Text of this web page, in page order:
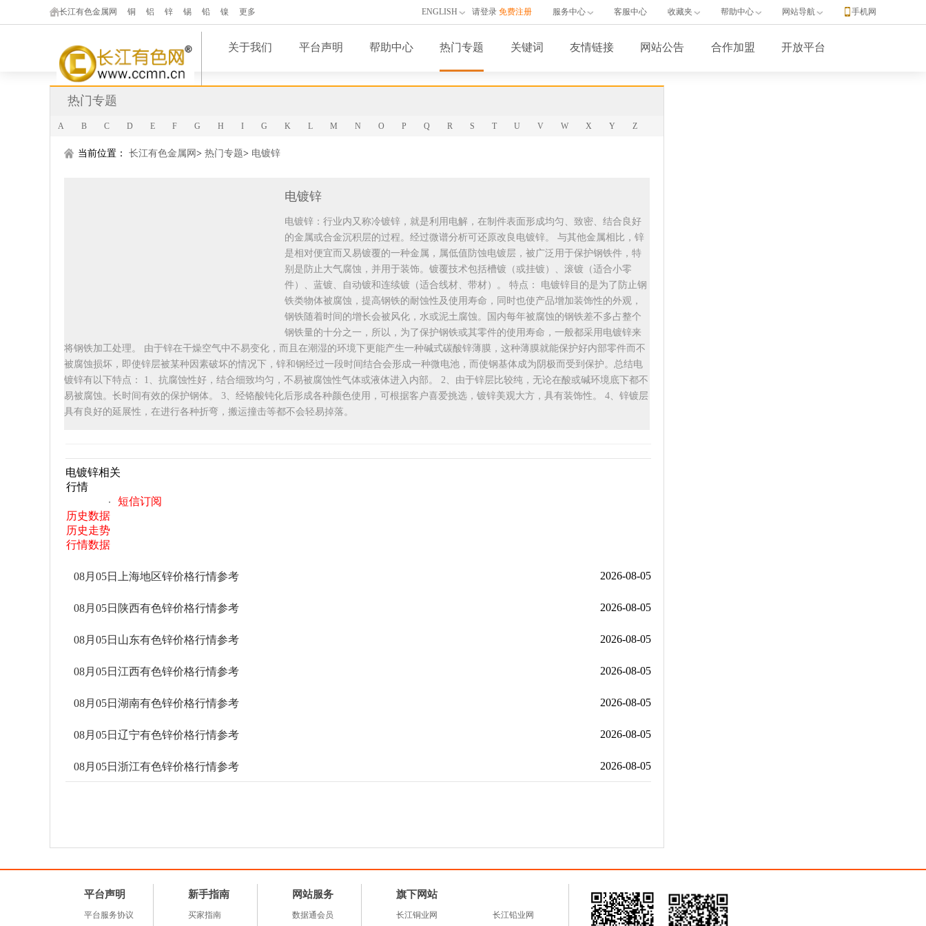
长江有色金属网 铜 铝 锌 锡 铅 镍 更多 ENGLISH 请登录 免费注册 服务中心 客服中心 收藏夹 帮助中心 网站导航 手机网
关于我们 平台声明 帮助中心 热门专题 关键词 友情链接 网站公告 合作加盟 开放平台
热门专题
A B C D E F G H I G K L M N O P Q R S T U V W X Y Z
当前位置： 长江有色金属网 > 热门专题> 电镀锌
电镀锌
电镀锌：行业内又称冷镀锌，就是利用电解，在制件表面形成均匀、致密、结合良好
的金属或合金沉积层的过程。经过微谱分析可还原改良电镀锌。 与其他金属相比，锌
是相对便宜而又易镀覆的一种金属，属低值防蚀电镀层，被广泛用于保护钢铁件，特
别是防止大气腐蚀，并用于装饰。镀覆技术包括槽镀（或挂镀）、滚镀（适合小零
件）、蓝镀、自动镀和连续镀（适合线材、带材）。 特点： 电镀锌目的是为了防止钢
铁类物体被腐蚀，提高钢铁的耐蚀性及使用寿命，同时也使产品增加装饰性的外观，
钢铁随着时间的增长会被风化，水或泥土腐蚀。国内每年被腐蚀的钢铁差不多占整个
钢铁量的十分之一，所以，为了保护钢铁或其零件的使用寿命，一般都采用电镀锌来
将钢铁加工处理。 由于锌在干燥空气中不易变化，而且在潮湿的环境下更能产生一种碱式碳酸锌薄膜，这种薄膜就能保护好内部零件而不
被腐蚀损坏，即使锌层被某种因素破坏的情况下，锌和钢经过一段时间结合会形成一种微电池，而使钢基体成为阴极而受到保护。总结电
镀锌有以下特点： 1、抗腐蚀性好，结合细致均匀，不易被腐蚀性气体或液体进入内部。 2、由于锌层比较纯，无论在酸或碱环境底下都不
易被腐蚀。长时间有效的保护钢体。 3、经铬酸钝化后形成各种颜色使用，可根据客户喜爱挑选，镀锌美观大方，具有装饰性。 4、锌镀层
具有良好的延展性，在进行各种折弯，搬运撞击等都不会轻易掉落。
电镀锌相关
行情
短信订阅
历史数据
历史走势
行情数据
08月05日上海地区锌价格行情参考 2026-08-05
08月05日陕西有色锌价格行情参考 2026-08-05
08月05日山东有色锌价格行情参考 2026-08-05
08月05日江西有色锌价格行情参考 2026-08-05
08月05日湖南有色锌价格行情参考 2026-08-05
08月05日辽宁有色锌价格行情参考 2026-08-05
08月05日浙江有色锌价格行情参考 2026-08-05
平台声明
平台服务协议
新手指南
买家指南
网站服务
数据通会员
旗下网站
长江铜业网 长江铅业网